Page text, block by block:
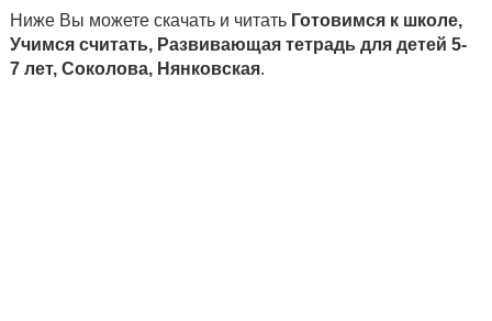
Ниже Вы можете скачать и читать Готовимся к школе,
Учимся считать, Развивающая тетрадь для детей 5-
7 лет, Соколова, Нянковская.